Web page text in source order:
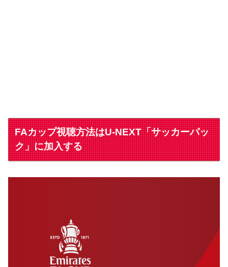
FAカップ視聴方法はU-NEXT「サッカーパッ
ク」に加入する